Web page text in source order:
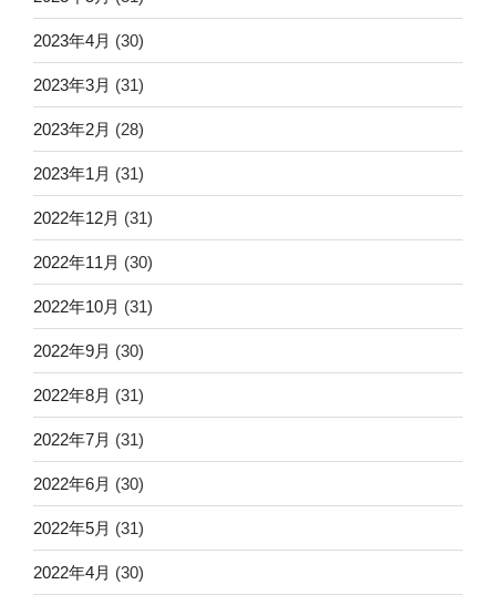
2023年4月 (30)
2023年3月 (31)
2023年2月 (28)
2023年1月 (31)
2022年12月 (31)
2022年11月 (30)
2022年10月 (31)
2022年9月 (30)
2022年8月 (31)
2022年7月 (31)
2022年6月 (30)
2022年5月 (31)
2022年4月 (30)